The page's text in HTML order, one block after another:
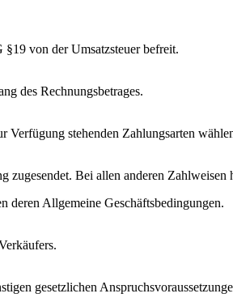
§19 von der Umsatzsteuer befreit.
des Rechnungsbetrages.
stehenden Zahlungsarten
Bei allen anderen
deren Allgemeine Geschäftsbedingungen.
gesetzlichen